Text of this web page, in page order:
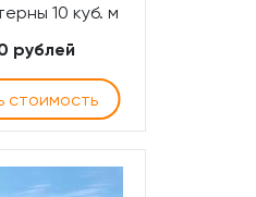
10 куб. м
рублей
стоимость